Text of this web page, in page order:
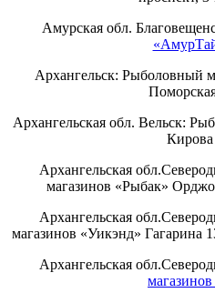
Амурская обл.
Архангельск: Рыболовный
Архангельская обл. Вельск:
Кирова
Архангельская
магазинов «Рыбак»
Архангельская
магазинов «Уикэнд»
Архангельская